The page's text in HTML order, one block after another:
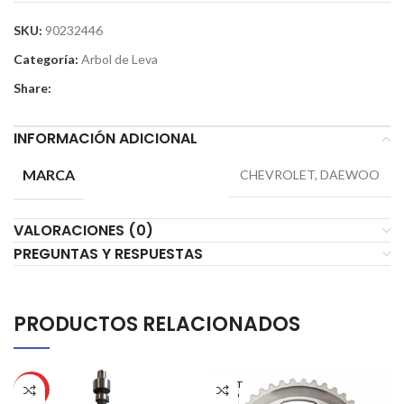
SKU: 90232446
Categoría: Arbol de Leva
Share:
INFORMACIÓN ADICIONAL
MARCA CHEVROLET, DAEWOO
VALORACIONES (0)
PREGUNTAS Y RESPUESTAS
PRODUCTOS RELACIONADOS
HOT
AGOT
ADO